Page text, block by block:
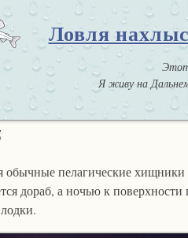
Ловля
Этот
Я живу на
обычные пелагические
дораб, а ночью к